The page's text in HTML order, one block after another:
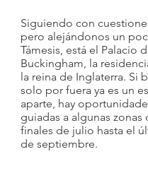
Siguiendo con
pero alejándonos un
Támesis, está el Palacio
Buckingham, la
la reina de Inglaterra. Si
solo por fuera ya es un
aparte, hay
guiadas a algunas zonas
finales de julio hasta el
de septiembre.